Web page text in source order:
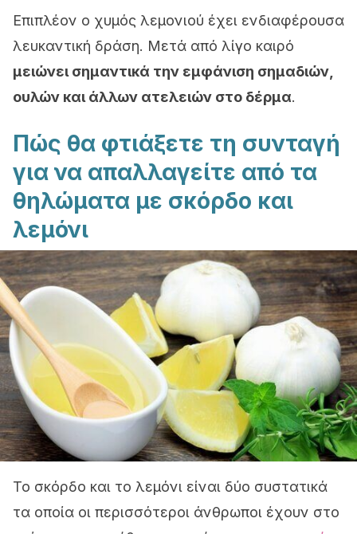
Επιπλέον ο χυμός λεμονιού έχει ενδιαφέρουσα
λευκαντική δράση. Μετά από λίγο καιρό
μειώνει σημαντικά την εμφάνιση σημαδιών,
ουλών και άλλων ατελειών στο δέρμα.
Πώς θα φτιάξετε τη συνταγή
για να απαλλαγείτε από τα
θηλώματα με σκόρδο και
λεμόνι
Το σκόρδο και το λεμόνι είναι δύο συστατικά
τα οποία οι περισσότεροι άνθρωποι έχουν στο